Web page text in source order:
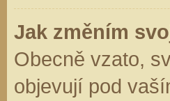
Jak změním
Obecně vzato,
objevují pod